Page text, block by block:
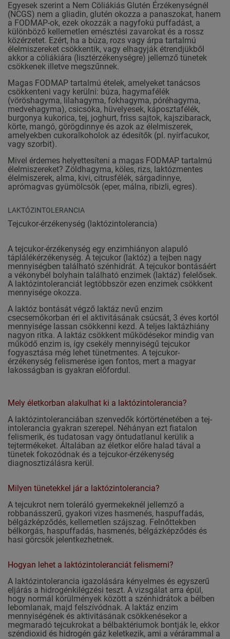
Egyesek szerint a Nem Cöliákiás Glutén Érzékenységnél
(NCGS) nem a gliadin, glutén okozza a panaszokat, hanem
a FODMAP-ok, ezek okozzák a nagyfokú puffadást, a
különböző kellemetlen emésztési zavarokat és a rossz
közérzetet. Ezért, ha a búza, rozs vagy árpa tartalmú
élelmiszereket csökkentik, vagy elhagyják étrendjükből
akkor a cöliákiára (lisztérzékenységre) jellemző tünetek
csökkenek illetve megszűnnek.
Magas FODMAP tartalmú ételek, amelyeket tanácsos
csökkenteni vagy kerülni: búza, hagymafélék
(vöröshagyma, lilahagyma, fokhagyma, póréhagyma,
medvehagyma), csicsóka, hüvelyesek, káposztafélék,
burgonya kukorica, tej, joghurt, friss sajtok, kajszibarack,
körte, mangó, görögdinnye és azok az élelmiszerek,
amelyekben cukoralkoholok az édesítők (pl. nyírfacukor,
vagy szorbit).
Mivel érdemes helyettesíteni a magas FODMAP tartalmú
élelmiszereket? Zöldhagyma, köles, rizs, laktózmentes
élelmiszerek, alma, kivi, citrusfélék, sárgadinnye,
aprómagvas gyümölcsök (eper, málna, ribizli, egres).
LAKTÓZINTOLERANCIA
Tejcukor-érzékenység (laktózintolerancia)
A tejcukor-érzékenység egy enzimhiányon alapuló
táplálékérzékenység. A tejcukor (laktóz) a tejben nagy
mennyiségben található szénhidrát. A tejcukor bontásáért
a vékonybél bolyhain található enzimek (laktáz) felelősek.
A laktózintoleranciát legtöbbször ezen enzimek csökkent
mennyisége okozza.
A laktóz bontását végző laktáz nevű enzim
csecsemőkorban éri el aktivitásának csúcsát, 3 éves kortól
mennyisége lassan csökkenni kezd. A teljes laktázhiány
nagyon ritka. A laktáz csökkent működésekor mindig van
működő enzim is, így csekély mennyiségű tejcukor
fogyasztása még lehet tünetmentes. A tejcukor-
érzékenység felismerése igen fontos, mert a magyar
lakosságban is gyakran előfordul.
Mely életkorban alakulhat ki a laktózintolerancia?
A laktózintoleranciában szenvedők kórtörténetében a tej-
intolerancia gyakran szerepel. Néhányan ezt fiatalon
felismerik, és tudatosan vagy öntudatlanul kerülik a
tejtermékeket. Általában az életkor előre halad tával a
tünetek fokozódnak és a tejcukor-érzékenység
diagnosztizálásra kerül.
Milyen tünetekkel jár a laktózintolerancia?
A tejcukrot nem toleráló gyermekeknél jellemző a
robbanásszerű, gyakori vizes hasmenés, haspuffadás,
bélgázképződés, kellemetlen szájszag. Felnőttekben
bélkorgás, haspuffadás, hasmenés, bélgázképződés és
hasi görcsök jelentkezhetnek.
Hogyan lehet a laktózintoleranciát felismerni?
A laktózintolerancia igazolására kényelmes és egyszerű
eljárás a hidrogénkilégzési teszt. A vizsgálat arra épül,
hogy normál körülmények között a szénhidrátok a bélben
lebomlanak, majd felszívódnak. A laktáz enzim
mennyiségének és aktivitásának csökkenésekor a
megmaradó tejcukrokat a bélbaktériumok bontják le, ekkor
széndioxid és hidrogén gáz keletkezik, ami a vérárammal a